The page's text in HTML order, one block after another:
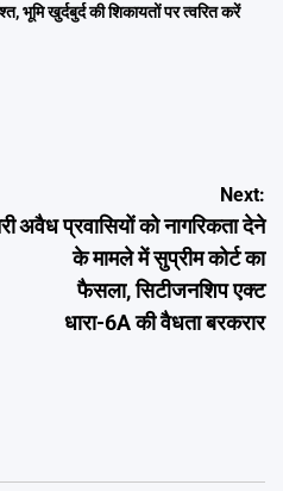
भूमि खुर्दबुर्द की शिकायतों पर त्वरित करें
Next:
अवैध प्रवासियों को नागरिकता देने
के मामले में सुप्रीम कोर्ट का
फैसला, सिटीजनशिप एक्ट
धारा-6A की वैधता बरकरार